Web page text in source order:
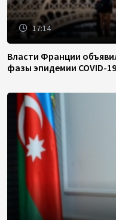
17:14
Власти Франции
фазы эпидемии COVID-19